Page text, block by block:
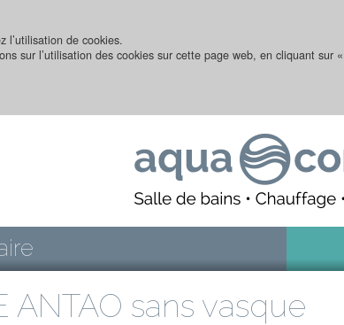
l’utilisation de cookies.
sur l’utilisation des cookies sur cette page web, en cliquant sur
ANTAO sans vasque